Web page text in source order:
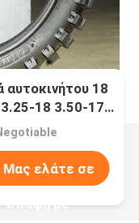
αυτοκινήτου 18
18 3.50-17
Μας ελάτε σε
επαφή με